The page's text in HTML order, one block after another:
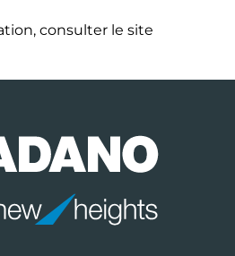
consulter le site